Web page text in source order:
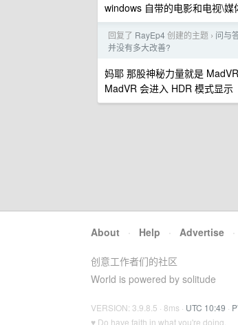
windows 自带的电影和电视\
回复了 RayEp4创建的主题 › 问与
并没有多大改善?
妈耶 那股神秘力量就是
MadVR 会进入 HDR 模式显示
About · Help · Advertise ·
创意工作者们的社区
World is powered by solitude
VERSION: 3.9.8.5 · 8ms · UTC 10:49 ·
♥ Do have faith in what you're doing.